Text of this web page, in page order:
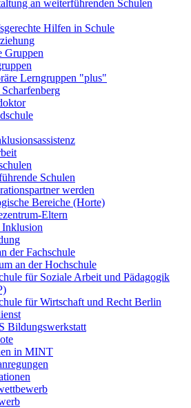
an weiterführenden Schulen
Hilfen in Schule
Gruppen
Lerngruppen "plus"
Schulen
werden
Bereiche (Horte)
Eltern
Inklusion
der Fachschule
an der Hochschule
für Soziale Arbeit und Pädagogik
für Wirtschaft und Recht Berlin
Bildungswerkstatt
in MINT